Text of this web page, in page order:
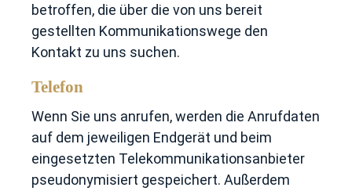
betroffen, die über die von uns bereit
gestellten Kommunikationswege den
Kontakt zu uns suchen.
Telefon
Wenn Sie uns anrufen, werden die Anrufdaten
auf dem jeweiligen Endgerät und beim
eingesetzten Telekommunikationsanbieter
pseudonymisiert gespeichert. Außerdem